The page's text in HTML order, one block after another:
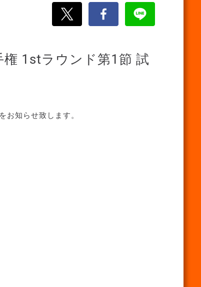
1stラウンド第1節 試
知らせ致します。